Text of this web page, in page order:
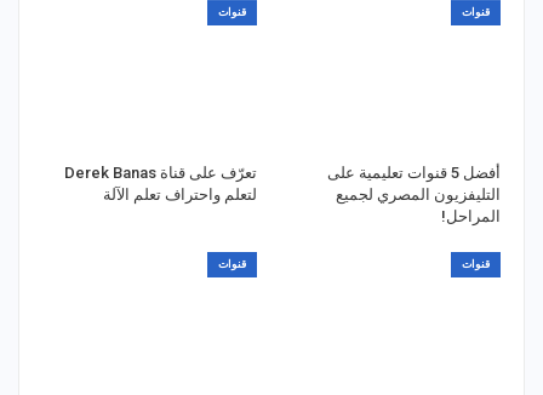
قنوات
أفضل 5 قنوات تعليمية على
التليفزيون المصري لجميع
المراحل!
قنوات
تعرّف على قناة Derek Banas
لتعلم واحتراف تعلم الآلة
قنوات قنوات